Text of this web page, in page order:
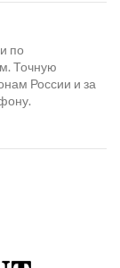
по
Точную
России и за